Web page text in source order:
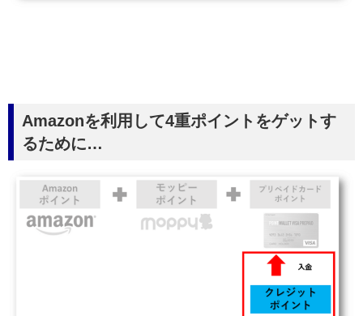
Amazonを利用して4重ポイントをゲットす
るために…